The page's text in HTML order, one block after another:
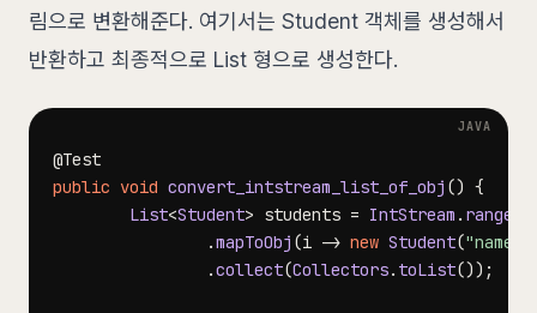
림으로 변환해준다. 여기서는 Student 객체를 생성해서
반환하고 최종적으로 List 형으로 생성한다.
@Test
public void convert_intstream_list_of_obj () {
List<Student> students = IntStream . range
.mapToObj (i -> new Student("name"
.collect(Collectors. toList()) ;